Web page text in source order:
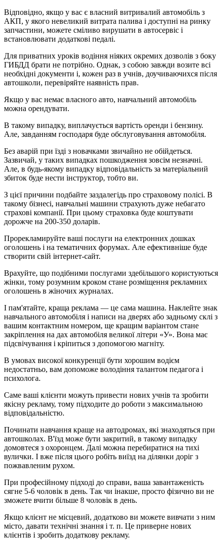
Відповідно, якщо у вас є власний витривалий автомобіль з
АКП, у якого невеликий витрата палива і доступні на ринку
запчастини, можете сміливо вирушати в автосервіс і
встановлювати додаткові педалі.
Для приватних уроків водіння ніяких окремих дозволів з боку
ГИБДД брати не потрібно. Однак, з собою завжди возите всі
необхідні документи і, кожен раз в учнів, доучиваючихся після
автошколи, перевіряйте наявність прав.
Якщо у вас немає власного авто, навчальний автомобіль
можна орендувати.
В такому випадку, виплачується вартість оренди і бензину.
Але, завданням господаря буде обслуговування автомобіля.
Без аварій при їзді з новачками звичайно не обійдеться.
Зазвичай, у таких випадках пошкодження зовсім незначні.
Але, в будь-якому випадку відповідальність за матеріальний
збиток буде нести інструктор, тобто ви.
З цієї причини подбайте заздалегідь про страховому полісі. В
такому бізнесі, навчальні машини страхують дуже небагато
страхові компанії. При цьому страховка буде коштувати
дорожче на 200-350 доларів.
Прорекламируйте ваші послуги на електронних дошках
оголошень і на тематичних форумах. Але ефективніше буде
створити свій інтернет-сайт.
Врахуйте, що подібними послугами здебільшого користуються
жінки, тому розумним кроком стане розміщення рекламних
оголошень в жіночих журналах.
І пам'ятайте, краща реклама — це сама машина. Наклейте знак
навчального автомобіля і написи на дверях або задньому склі з
вашим контактним номером, ще кращим варіантом стане
закріплення на дах автомобіля великої літери «У». Вона має
підсвічування і кріпиться з допомогою магніту.
В умовах високої конкуренції бути хорошим водієм
недостатньо, вам допоможе володіння талантом педагога і
психолога.
Саме ваші клієнти можуть привести нових учнів та зробити
якісну рекламу, тому підходите до роботи з максимальною
відповідальністю.
Починати навчання краще на автодромах, які знаходяться при
автошколах. В'їзд може бути закритий, в такому випадку
домовтеся з охоронцем. Далі можна перебиратися на тихі
вулички. І вже після цього робіть виїзд на ділянки доріг з
пожвавленим рухом.
При професійному підході до справи, ваша завантаженість
сягне 5-6 чоловік в день. Так чи інакше, просто фізично ви не
зможете вчити більше 8 чоловік в день.
Якщо клієнт не місцевий, додатково ви можете вивчати з ним
місто, давати технічні знання і т. п. Це приверне нових
клієнтів і зробить додаткову рекламу.